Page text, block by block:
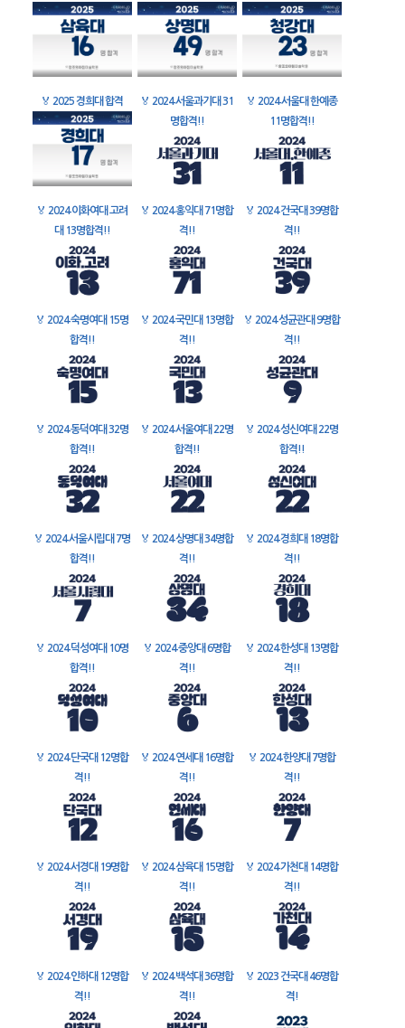
🏅 2025 경희대 합격 🏅 2024 서울과기대 31
명합격!!
🏅 2024 서울대 한예종
11명합격!!
🏅 2024 이화여대 고려
대 13명합격!!
🏅 2024 홍익대 71명합
격!!
🏅 2024 건국대 39명합
격!!
🏅 2024 숙명여대 15명
합격!!
🏅 2024 국민대 13명합
격!!
🏅 2024 성균관대 9명합
격!!
🏅 2024 동덕여대 32명
합격!!
🏅 2024 서울여대 22명
합격!!
🏅 2024 성신여대 22명
합격!!
🏅 2024 서울시립대 7명
합격!!
🏅 2024 상명대 34명합
격!!
🏅 2024 경희대 18명합
격!!
🏅 2024 덕성여대 10명
합격!!
🏅 2024 중앙대 6명합
격!!
🏅 2024 한성대 13명합
격!!
🏅 2024 단국대 12명합
격!!
🏅 2024 연세대 16명합
격!!
🏅 2024 한양대 7명합
격!!
🏅 2024 서경대 19명합
격!!
🏅 2024 삼육대 15명합
격!!
🏅 2024 가천대 14명합
격!!
🏅 2024 인하대 12명합
격!!
🏅 2024 백석대 36명합
격!!
🏅 2023 건국대 46명합
격!